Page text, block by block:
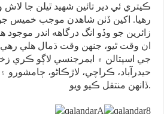
ڪيتري ئي دير تائين شهيد ٿيلن جا لاش
رهيا. اکين ڏٺن شاهدن موجب خميس
زائرين جو وڏو انگ درگاهه اندر موجود
ان وقت ٿيو، جنهن وقت ڌمال هلي
جي اسپتالن ۾ ايمرجنسي لاڳو ڪري
حيدرآباد، ڪراچي، لاڙڪاڻو، ڄامشورو
ڏانهن منتقل ڪيو ويو.